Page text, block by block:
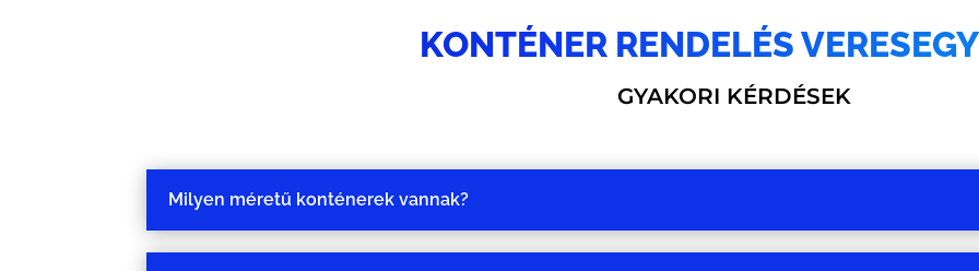
KONTÉNER RENDELÉS
GYAKORI KÉRDÉSEK
Milyen méretű konténerek vannak?